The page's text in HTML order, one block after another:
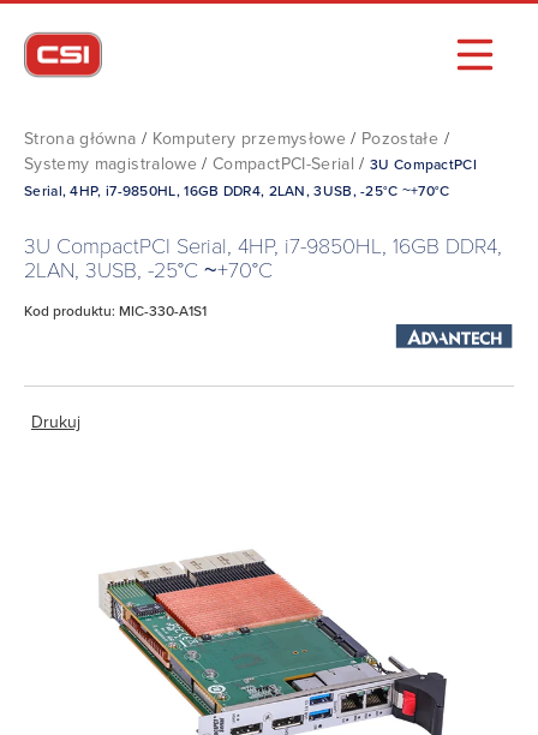
Strona główna / Komputery przemysłowe / Pozostałe /
Systemy magistralowe /CompactPCI-Serial /3U CompactPCI
Serial, 4HP, i7-9850HL, 16GB DDR4, 2LAN, 3USB, -25°C ~+70°C
3U CompactPCI Serial, 4HP, i7-9850HL, 16GB DDR4,
2LAN, 3USB, -25°C ~+70°C
Kod produktu: MIC-330-A1S1
Drukuj